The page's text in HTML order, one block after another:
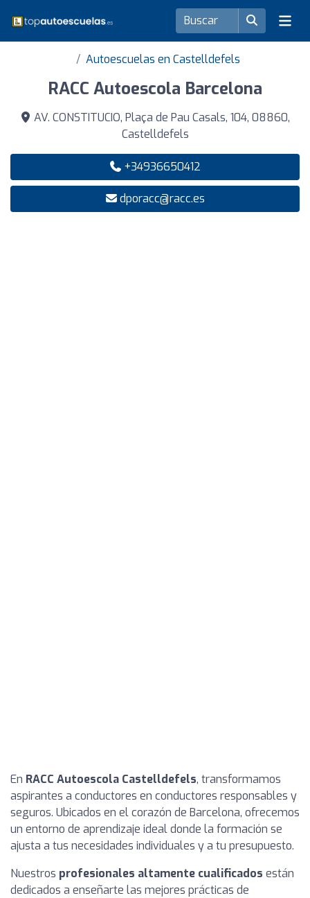
Autoescuelas en Castelldefels
RACC Autoescola Barcelona
AV. CONSTITUCIO, Plaça de Pau Casals, 104, 08860,
Castelldefels
+34936650412
dporacc@racc.es
En RACC Autoescola Castelldefels, transformamos
aspirantes a conductores en conductores responsables y
seguros. Ubicados en el corazón de Barcelona, ofrecemos
un entorno de aprendizaje ideal donde la formación se
ajusta a tus necesidades individuales y a tu presupuesto.
Nuestros profesionales altamente cualificados están
dedicados a enseñarte las mejores prácticas de